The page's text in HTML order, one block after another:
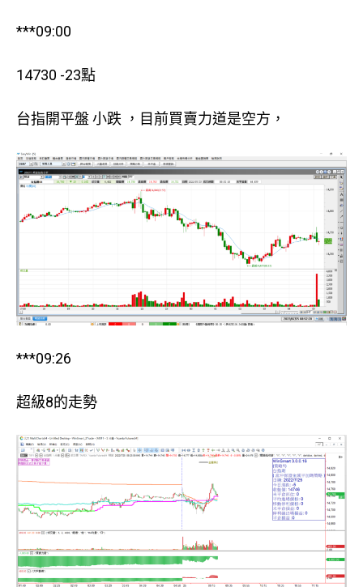
***09:00
14730 -23點
台指開平盤 小跌 ，目前買賣力道是空方，
***09:26
超級8的走勢